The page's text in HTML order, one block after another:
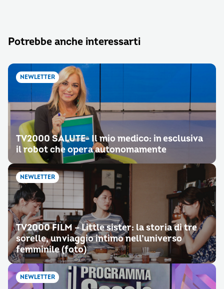
Potrebbe anche interessarti
NEWLETTER
TV2000 SALUTE- Il mio medico: in esclusiva
il robot che opera autonomamente
NEWLETTER
TV2000 FILM – Little sister: la storia di tre
sorelle, un viaggio intimo nell’universo
femminile (foto)
NEWLETTER